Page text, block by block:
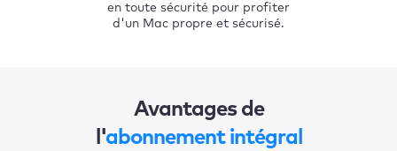
en toute sécurité pour profiter
d'un Mac propre et sécurisé.
Avantages de
l'abonnement intégral